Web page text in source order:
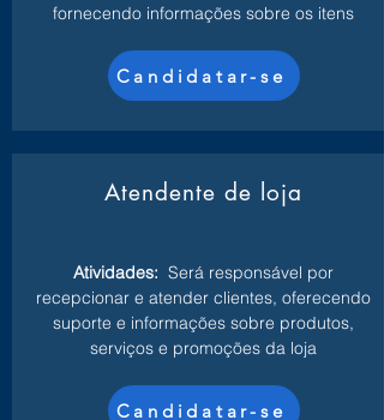
fornecendo informações sobre os itens
Candidatar-se
Atendente de loja
Atividades: Será responsável por
recepcionar e atender clientes, oferecendo
suporte e informações sobre produtos,
serviços e promoções da loja
Candidatar-se